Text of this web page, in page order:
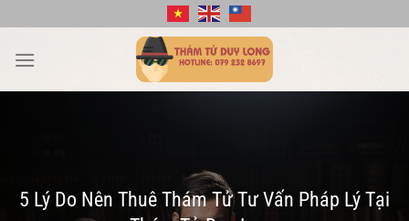
qua
nội
5 Lý Do Nên Thuê Thám Tử Tư Vấn Pháp Lý Tại